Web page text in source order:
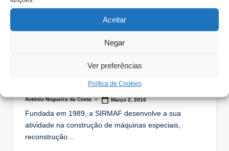
Aceitar
Negar
Ver preferências
Política de Cookies
Read More
Competência para gerir foi segredo
Posted
António Nogueira da Costa Março 2, 2016
Fundada em 1989, a SIRMAF desenvolve a sua
atividade na construção de máquinas especiais,
reconstrução…